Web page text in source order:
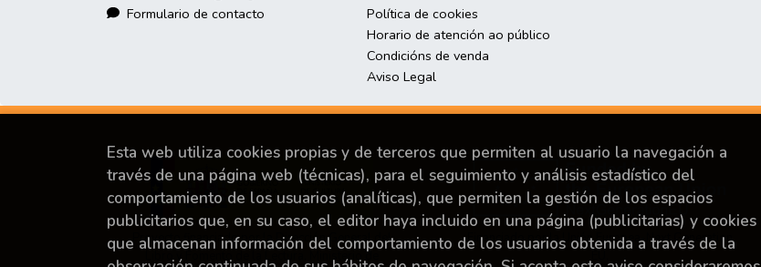
Formulario de contacto
Política de cookies
Horario de atención ao público
Condicións de venda
Aviso Legal
Proyecto financiado por la Dirección General del
Libro y Fomento de la Lectura, Ministerio de
Financiado por la Unión Europea-Next Generation
Esta web utiliza cookies propias y de terceros que permiten al usuario la navegación a
través de una página web (técnicas), para el seguimiento y análisis estadístico del
comportamiento de los usuarios (analíticas), que permiten la gestión de los espacios
publicitarios que, en su caso, el editor haya incluido en una página (publicitarias) y cookies
que almacenan información del comportamiento de los usuarios obtenida a través de la